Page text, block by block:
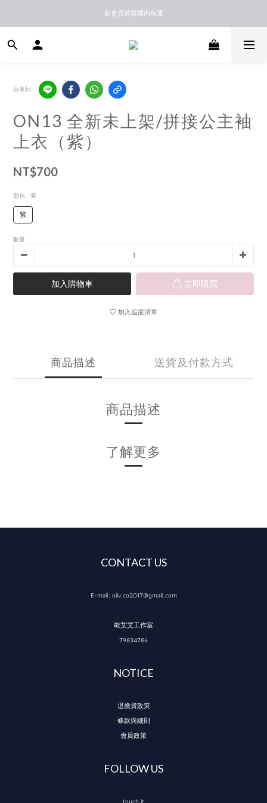
新馬港澳順豐到付配送
新會員首購國內免運
新馬港澳順豐到付配送
分享到
ON13 全新未上架/拼接公主袖
上衣（紫）
NT$700
顏色 : 紫
紫
數量
加入購物車 立即購買
加入追蹤清單
商品描述 送貨及付款方式
商品描述
了解更多
CONTACT US
E-mail: oiiv.co2017@gmail.com
歐艾艾工作室
79834786
NOTICE
退換貨政策
條款與細則
會員政策
FOLLOW US